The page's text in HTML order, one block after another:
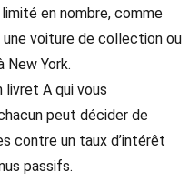
en nombre, comme
une voiture de collection ou
New York.
livret A qui vous
peut décider de
contre un taux d’intérêt
passifs.